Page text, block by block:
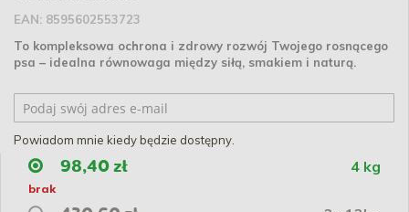
EAN: 8595602553723
To kompleksowa ochrona i zdrowy rozwój Twojego rosnącego
psa – idealna równowaga między siłą, smakiem i naturą.
Powiadom mnie kiedy będzie dostępny.
98,40 zł 4 kg
brak